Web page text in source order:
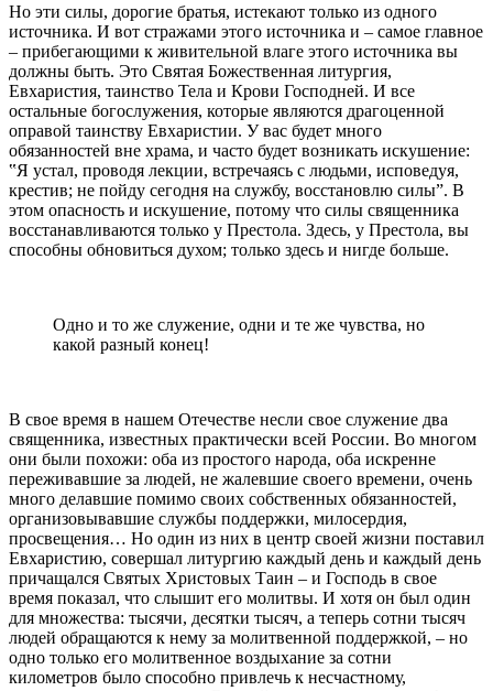
Но эти силы, дорогие братья, истекают только из одного
источника. И вот стражами этого источника и – самое главное
– прибегающими к живительной влаге этого источника вы
должны быть. Это Святая Божественная литургия,
Евхаристия, таинство Тела и Крови Господней. И все
остальные богослужения, которые являются драгоценной
оправой таинству Евхаристии. У вас будет много
обязанностей вне храма, и часто будет возникать искушение:
‟Я устал, проводя лекции, встречаясь с людьми, исповедуя,
крестив; не пойду сегодня на службу, восстановлю силы”. В
этом опасность и искушение, потому что силы священника
восстанавливаются только у Престола. Здесь, у Престола, вы
способны обновиться духом; только здесь и нигде больше.
Одно и то же служение, одни и те же чувства, но
какой разный конец!
В свое время в нашем Отечестве несли свое служение два
священника, известных практически всей России. Во многом
они были похожи: оба из простого народа, оба искренне
переживавшие за людей, не жалевшие своего времени, очень
много делавшие помимо своих собственных обязанностей,
организовывавшие службы поддержки, милосердия,
просвещения… Но один из них в центр своей жизни поставил
Евхаристию, совершал литургию каждый день и каждый день
причащался Святых Христовых Таин – и Господь в свое
время показал, что слышит его молитвы. И хотя он был один
для множества: тысячи, десятки тысяч, а теперь сотни тысяч
людей обращаются к нему за молитвенной поддержкой, – но
одно только его молитвенное воздыхание за сотни
километров было способно привлечь к несчастному,